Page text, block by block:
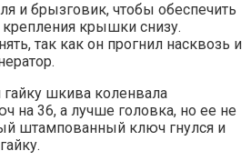
и брызговик, чтобы обеспечить
крышки снизу.
так как он прогнил насквозь и
шкива коленвала
на 36, а лучше головка, но ее не
штампованный ключ гнулся и